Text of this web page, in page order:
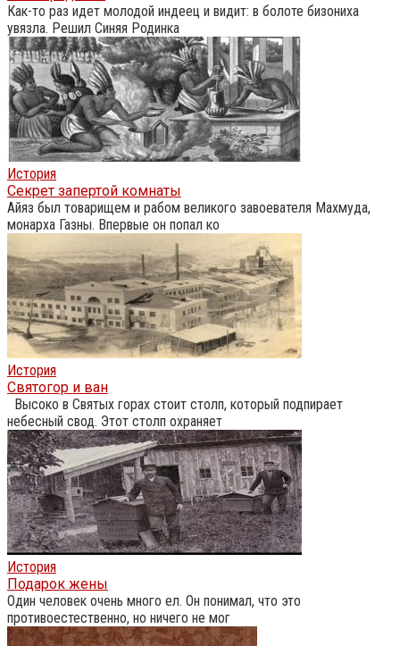
Как-то раз идет молодой индеец и видит: в болоте бизониха
увязла. Решил Синяя Родинка
История
Секрет запертой комнаты
Айяз был товарищем и рабом великого завоевателя Махмуда,
монарха Газны. Впервые он попал ко
История
Святогор и ван
Высоко в Святых горах стоит столп, который подпирает
небесный свод. Этот столп охраняет
История
Подарок жены
Один человек очень много ел. Он понимал, что это
противоестественно, но ничего не мог